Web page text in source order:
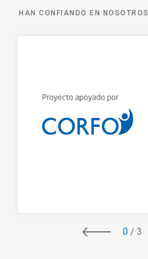
HAN CONFIANDO EN NOSOTROS
0/ 3